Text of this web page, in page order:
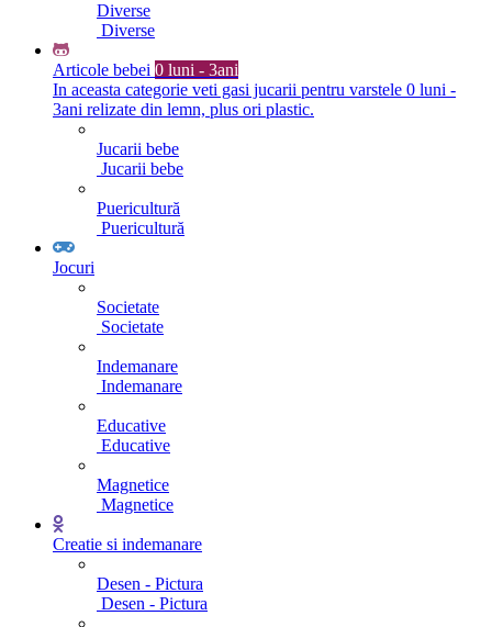
Diverse
Diverse
Articole bebei 0 luni - 3ani
In aceasta categorie veti gasi jucarii pentru varstele 0 luni -
3ani relizate din lemn, plus ori plastic.
Jucarii bebe
Jucarii bebe
Puericultură
Puericultură
Jocuri
Societate
Societate
Indemanare
Indemanare
Educative
Educative
Magnetice
Magnetice
Creatie si indemanare
Desen - Pictura
Desen - Pictura